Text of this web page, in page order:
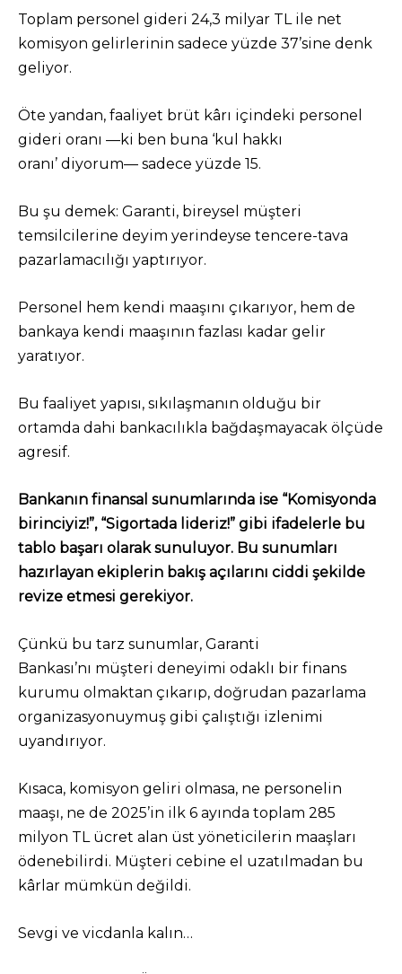
Toplam personel gideri 24,3 milyar TL ile net
komisyon gelirlerinin sadece yüzde 37’sine denk
geliyor.
Öte yandan, faaliyet brüt kârı içindeki personel
gideri oranı —ki ben buna ‘kul hakkı
oranı’ diyorum— sadece yüzde 15.
Bu şu demek: Garanti, bireysel müşteri
temsilcilerine deyim yerindeyse tencere-tava
pazarlamacılığı yaptırıyor.
Personel hem kendi maaşını çıkarıyor, hem de
bankaya kendi maaşının fazlası kadar gelir
yaratıyor.
Bu faaliyet yapısı, sıkılaşmanın olduğu bir
ortamda dahi bankacılıkla bağdaşmayacak ölçüde
agresif.
Bankanın finansal sunumlarında ise “Komisyonda
birinciyiz!”, “Sigortada lideriz!” gibi ifadelerle bu
tablo başarı olarak sunuluyor. Bu sunumları
hazırlayan ekiplerin bakış açılarını ciddi şekilde
revize etmesi gerekiyor.
Çünkü bu tarz sunumlar, Garanti
Bankası’nı müşteri deneyimi odaklı bir finans
kurumu olmaktan çıkarıp, doğrudan pazarlama
organizasyonuymuş gibi çalıştığı izlenimi
uyandırıyor.
Kısaca, komisyon geliri olmasa, ne personelin
maaşı, ne de 2025’in ilk 6 ayında toplam 285
milyon TL ücret alan üst yöneticilerin maaşları
ödenebilirdi. Müşteri cebine el uzatılmadan bu
kârlar mümkün değildi.
Sevgi ve vicdanla kalın…